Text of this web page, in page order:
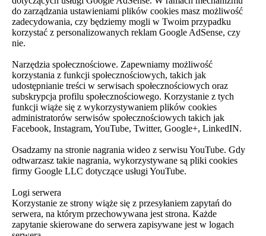
do zarządzania ustawieniami plików cookies masz możliwość
zadecydowania, czy będziemy mogli w Twoim przypadku
korzystać z personalizowanych reklam Google AdSense, czy
nie.
Narzędzia społecznościowe. Zapewniamy możliwość
korzystania z funkcji społecznościowych, takich jak
udostępnianie treści w serwisach społecznościowych oraz
subskrypcja profilu społecznościowego. Korzystanie z tych
funkcji wiąże się z wykorzystywaniem plików cookies
administratorów serwisów społecznościowych takich jak
Facebook, Instagram, YouTube, Twitter, Google+, LinkedIN.
Osadzamy na stronie nagrania wideo z serwisu YouTube. Gdy
odtwarzasz takie nagrania, wykorzystywane są pliki cookies
firmy Google LLC dotyczące usługi YouTube.
Logi serwera
Korzystanie ze strony wiąże się z przesyłaniem zapytań do
serwera, na którym przechowywana jest strona. Każde
zapytanie skierowane do serwera zapisywane jest w logach